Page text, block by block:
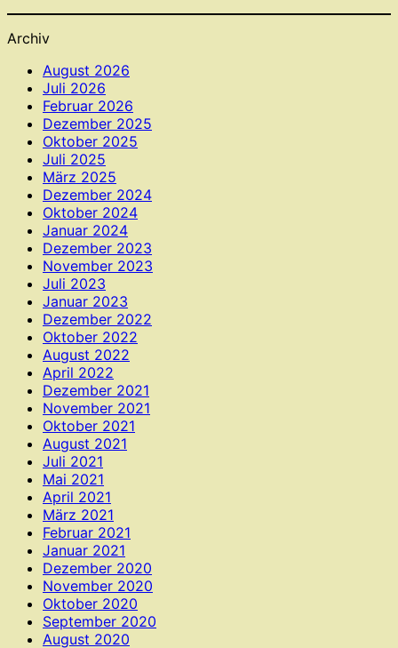
Archiv
August 2026
Juli 2026
Februar 2026
Dezember 2025
Oktober 2025
Juli 2025
März 2025
Dezember 2024
Oktober 2024
Januar 2024
Dezember 2023
November 2023
Juli 2023
Januar 2023
Dezember 2022
Oktober 2022
August 2022
April 2022
Dezember 2021
November 2021
Oktober 2021
August 2021
Juli 2021
Mai 2021
April 2021
März 2021
Februar 2021
Januar 2021
Dezember 2020
November 2020
Oktober 2020
September 2020
August 2020